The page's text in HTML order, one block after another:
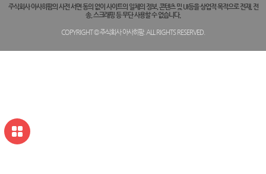
주식회사 아사히팜의 사전 서면 동의 없이 사이트의 일체의 정보, 콘텐츠 및 UI등을 상업적 목적으로 전재, 전
송, 스크래핑 등 무단 사용할 수 없습니다.
COPYRIGHT © 주식회사 아사히팜. ALL RIGHTS RESERVED.